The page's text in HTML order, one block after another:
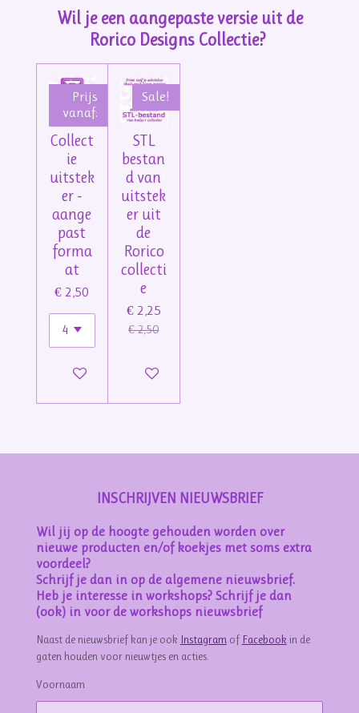
Wil je een aangepaste versie uit de
Rorico Designs Collectie?
Prijs
vanaf:
Collect
ie
uitstek
er -
aange
past
forma
at
€ 2,50
Bekijk details
Sale!
STL
bestan
d van
uitstek
er uit
de
Rorico
collecti
e
€ 2,25
€ 2,50
Bekijk details
INSCHRIJVEN NIEUWSBRIEF
Wil jij op de hoogte gehouden worden over
nieuwe producten en/of koekjes met soms extra
voordeel?
Schrijf je dan in op de algemene nieuwsbrief.
Heb je interesse in workshops? Schrijf je dan
(ook) in voor de workshops nieuwsbrief
Naast de nieuwsbrief kan je ook Instagram of Facebook in de
gaten houden voor nieuwtjes en acties.
Voornaam